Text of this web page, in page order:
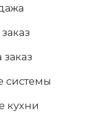
системы
кухни